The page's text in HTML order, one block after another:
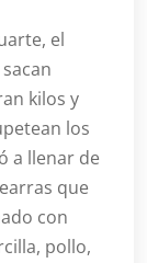
el
kilos y
los
a llenar de
que
con
pollo,